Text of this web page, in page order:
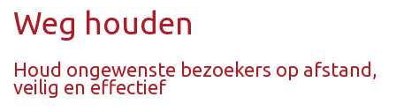
Weg houden
Houd ongewenste bezoekers op afstand,
veilig en effectief